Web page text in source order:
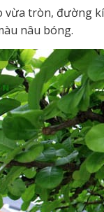
vừa tròn, đường
nâu bóng.